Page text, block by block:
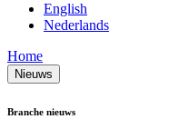
English
Nederlands
Home
Nieuws
Branche nieuws